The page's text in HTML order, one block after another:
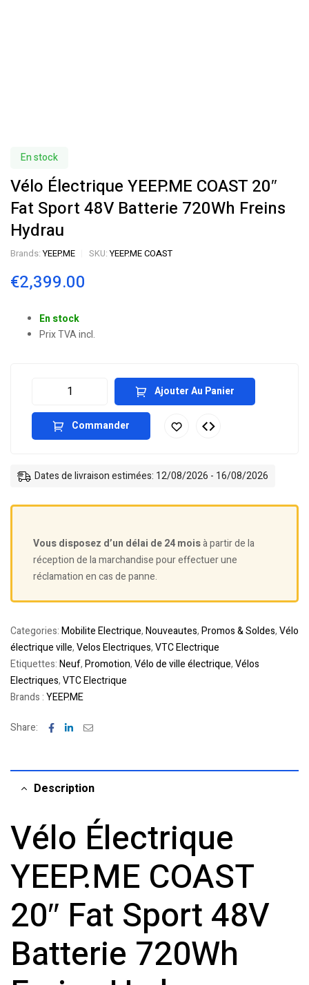
En stock
Vélo Électrique YEEP.ME COAST 20″
Fat Sport 48V Batterie 720Wh Freins
Hydrau
Brands:YEEP.ME SKU:YEEP.ME COAST
€2,399.00
En stock
Prix TVA incl.
Ajouter Au Panier
Commander
Dates de livraison estimées: 12/08/2026 - 16/08/2026
Vous disposez d’un délai de 24 moisà partir de la
réception de la marchandise pour effectuer une
réclamation en cas de panne.
Categories:Mobilite Electrique,Nouveautes,Promos & Soldes,Vélo
électrique ville,Velos Electriques,VTC Electrique
Etiquettes:Neuf,Promotion,Vélo de ville électrique,Vélos
Electriques,VTC Electrique
Brands :YEEP.ME
Share: Facebook
LinkedinEmail
Description
Vélo Électrique
YEEP.ME COAST
20″ Fat Sport 48V
Batterie 720Wh